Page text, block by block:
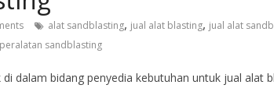
alat sandblasting, jual alat blasting, jual alat
sandblasting
dalam bidang penyedia kebutuhan untuk jual